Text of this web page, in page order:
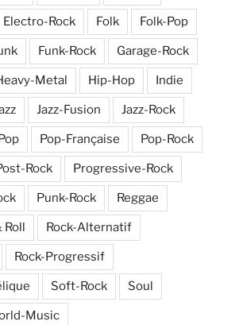
Electro-Rock Folk Folk-Pop
Funk-Rock Garage-Rock
Metal Hip-Hop Indie
Jazz-Fusion Jazz-Rock
Pop-Française Pop-Rock
Rock Progressive-Rock
Punk-Rock Reggae
Roll Rock-Alternatif
Rock-Progressif
Soft-Rock Soul
Music